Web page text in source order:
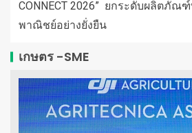
CONNECT 2026” ยกระดับผลิตภัณ
พาณิชย์อย่างยั่งยืน
เกษตร -SME